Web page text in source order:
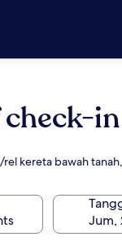
kereta bawah